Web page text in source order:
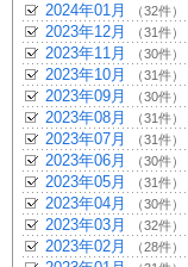
2024年01月 （32件）
2023年12月 （31件）
2023年11月 （30件）
2023年10月 （31件）
2023年09月 （30件）
2023年08月 （31件）
2023年07月 （31件）
2023年06月 （30件）
2023年05月 （31件）
2023年04月 （30件）
2023年03月 （32件）
2023年02月 （28件）